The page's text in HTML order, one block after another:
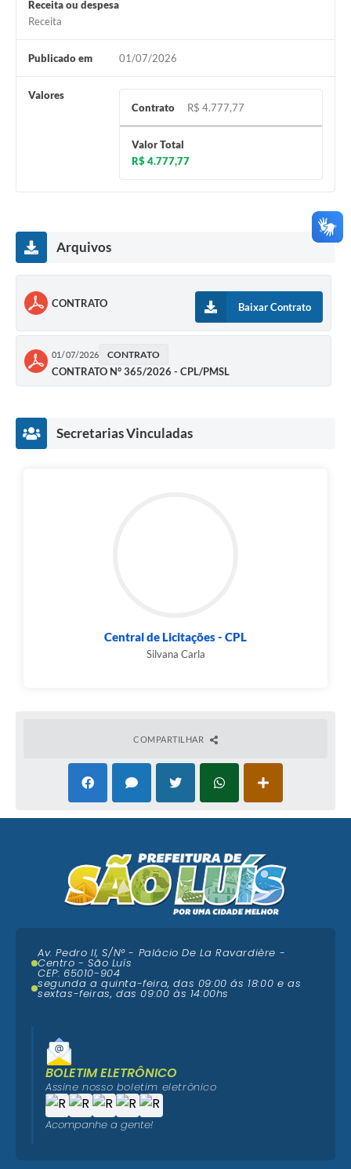
Receita ou despesa
Receita
Publicado em 01/07/2026
Valores
Contrato
R$ 4.777,77
Valor Total
R$ 4.777,77
Arquivos
CONTRATO Baixar Contrato
01/07/2026 CONTRATO
CONTRATO N° 365/2026 - CPL/PMSL
Secretarias Vinculadas
Central de Licitações - CPL
Silvana Carla
COMPARTILHAR
Av. Pedro II, S/N° - Palácio De La Ravardière -
Centro - São Luís
CEP: 65010-904
segunda a quinta-feira, das 09:00 ás 18:00 e as
sextas-feiras, das 09:00 às 14:00hs
BOLETIM ELETRÔNICO
Assine nosso boletim eletrônico
Acompanhe a gente!